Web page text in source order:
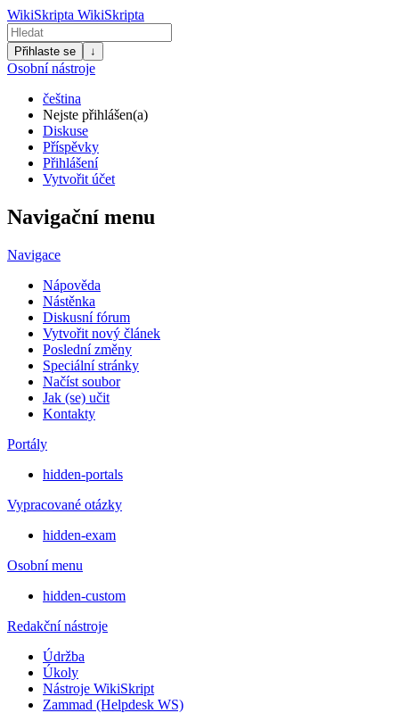
WikiSkripta WikiSkripta
Přihlaste se ↓
Osobní nástroje
čeština
Nejste přihlášen(a)
Diskuse
Příspěvky
Přihlášení
Vytvořit účet
Navigační menu
Navigace
Nápověda
Nástěnka
Diskusní fórum
Vytvořit nový článek
Poslední změny
Speciální stránky
Načíst soubor
Jak (se) učit
Kontakty
Portály
hidden-portals
Vypracované otázky
hidden-exam
Osobní menu
hidden-custom
Redakční nástroje
Údržba
Úkoly
Nástroje WikiSkript
Zammad (Helpdesk WS)